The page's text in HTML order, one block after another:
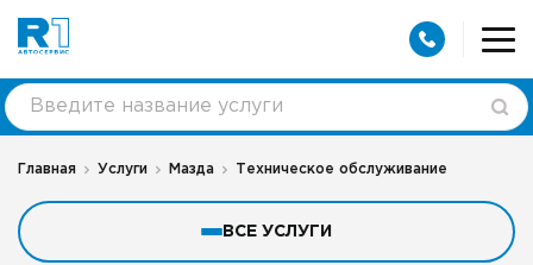
Главная Услуги Мазда Техническое обслуживание
ВСЕ УСЛУГИ